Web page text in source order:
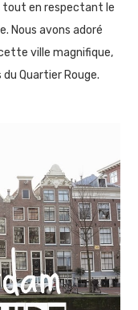
tout en respectant le
Nous avons adoré
ville magnifique,
Quartier Rouge.